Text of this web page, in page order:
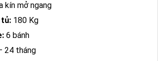
kín mở ngang
180 Kg
6 bánh
24 tháng